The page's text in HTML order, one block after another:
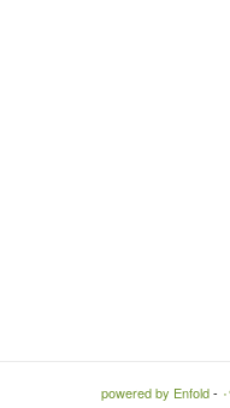
-
powered by Enfold